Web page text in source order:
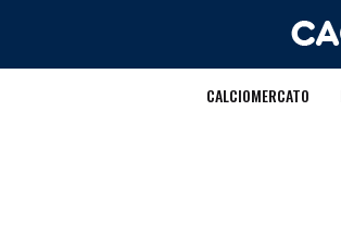
CALCIOMERCATO